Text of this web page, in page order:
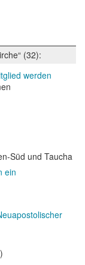
(32):
werden
Süd und Taucha
ein